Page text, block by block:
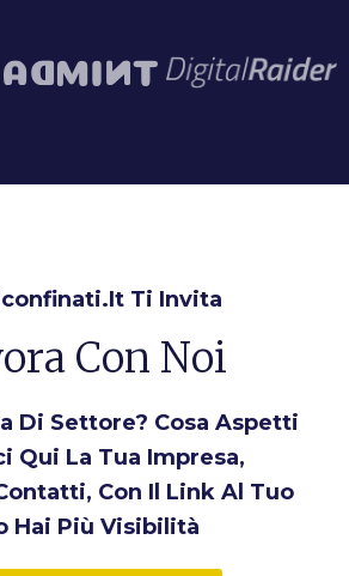
Ti Invita
Con Noi
Di Settore? Cosa Aspetti
Qui La Tua Impresa,
Con Il Link Al Tuo
Hai Più Visibilità